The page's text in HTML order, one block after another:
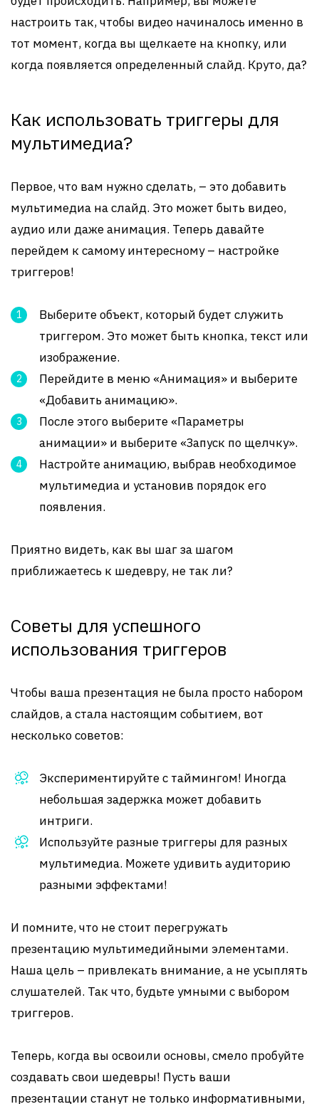
настроить так, чтобы видео начиналось именно в
тот момент, когда вы щелкаете на кнопку, или
когда появляется определенный слайд. Круто, да?
Как использовать триггеры для
мультимедиа?
Первое, что вам нужно сделать, – это добавить
мультимедиа на слайд. Это может быть видео,
аудио или даже анимация. Теперь давайте
перейдем к самому интересному – настройке
триггеров!
Выберите объект, который будет служить
триггером. Это может быть кнопка, текст или
изображение.
Перейдите в меню «Анимация» и выберите
«Добавить анимацию».
После этого выберите «Параметры
анимации» и выберите «Запуск по щелчку».
Настройте анимацию, выбрав необходимое
мультимедиа и установив порядок его
появления.
Приятно видеть, как вы шаг за шагом
приближаетесь к шедевру, не так ли?
Советы для успешного
использования триггеров
Чтобы ваша презентация не была просто набором
слайдов, а стала настоящим событием, вот
несколько советов:
Экспериментируйте с таймингом! Иногда
небольшая задержка может добавить
интриги.
Используйте разные триггеры для разных
мультимедиа. Можете удивить аудиторию
разными эффектами!
И помните, что не стоит перегружать
презентацию мультимедийными элементами.
Наша цель – привлекать внимание, а не усыплять
слушателей. Так что, будьте умными с выбором
триггеров.
Теперь, когда вы освоили основы, смело пробуйте
создавать свои шедевры! Пусть ваши
презентации станут не только информативными,